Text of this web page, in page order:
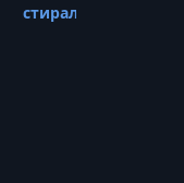
00:07:09стиральных машин